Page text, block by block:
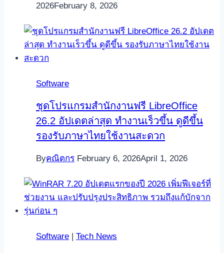
2026February 8, 2026
Software
ชุดโปรแกรมสำนักงานฟรี LibreOffice
26.2 อัปเดตล่าสุด ทำงานเร็วขึ้น ดูดีขึ้น
รองรับภาษาไทยใช้งานสะดวก
Byคณิตกร February 6, 2026April 1, 2026
Software Tech News